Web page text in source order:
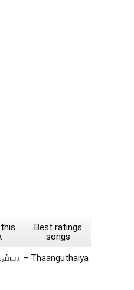
Best ratings
songs
– Thaanguthaiya